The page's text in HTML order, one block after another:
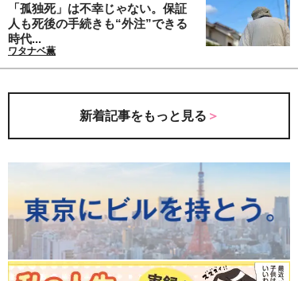
「孤独死」は不幸じゃない。保証
人も死後の手続きも“外注”できる
時代...
ワタナベ薫
新着記事をもっと見る